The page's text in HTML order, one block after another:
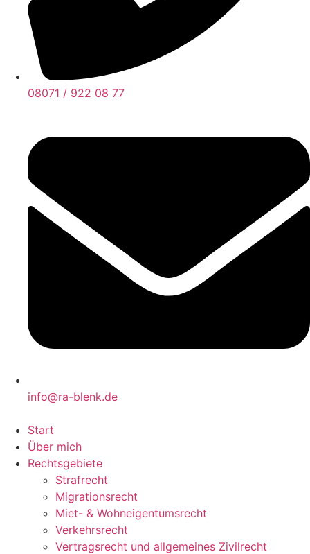
08071 / 922 08 77
info@ra-blenk.de
Start
Über mich
Rechtsgebiete
Strafrecht
Migrationsrecht
Miet- & Wohneigentumsrecht
Verkehrsrecht
Vertragsrecht und allgemeines Zivilrecht